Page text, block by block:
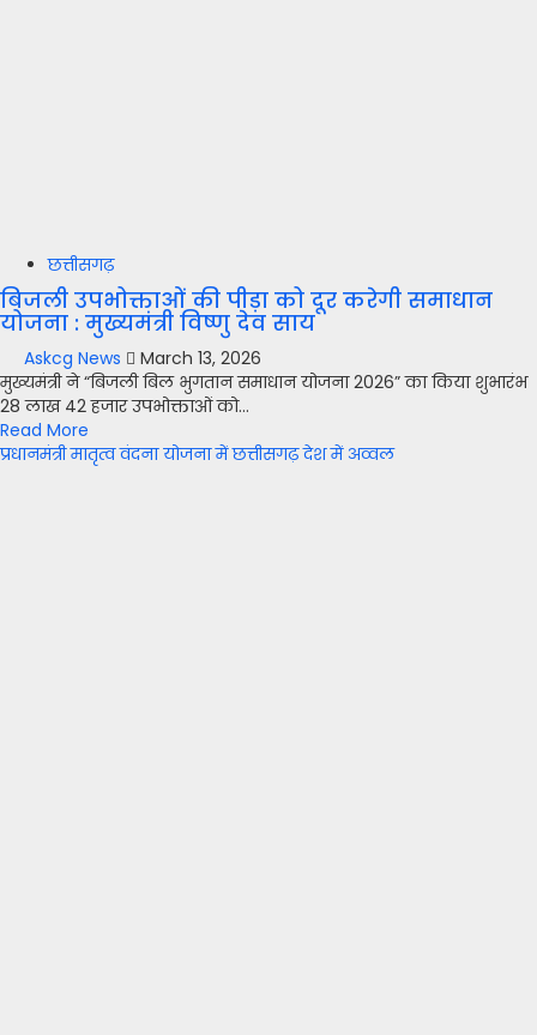
छत्तीसगढ़
बिजली उपभोक्ताओं की पीड़ा को दूर करेगी समाधान
योजना : मुख्यमंत्री विष्णु देव साय
Askcg News
March 13, 2026
मुख्यमंत्री ने “बिजली बिल भुगतान समाधान योजना 2026” का किया शुभारंभ
28 लाख 42 हजार उपभोक्ताओं को...
Read More
प्रधानमंत्री मातृत्व वंदना योजना में छत्तीसगढ़ देश में अव्वल